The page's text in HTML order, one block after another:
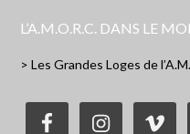
L’A.M.O.R.C. DANS LE
> Les Grandes Loges de